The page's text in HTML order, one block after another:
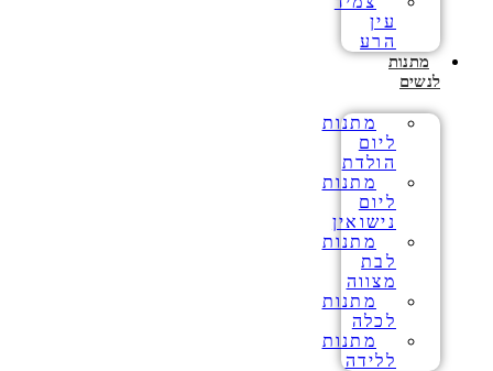
עין
הרע
מתנות
לנשים
מתנות
ליום
הולדת
מתנות
ליום
נישואין
מתנות
לבת
מצווה
מתנות
לכלה
מתנות
ללידה